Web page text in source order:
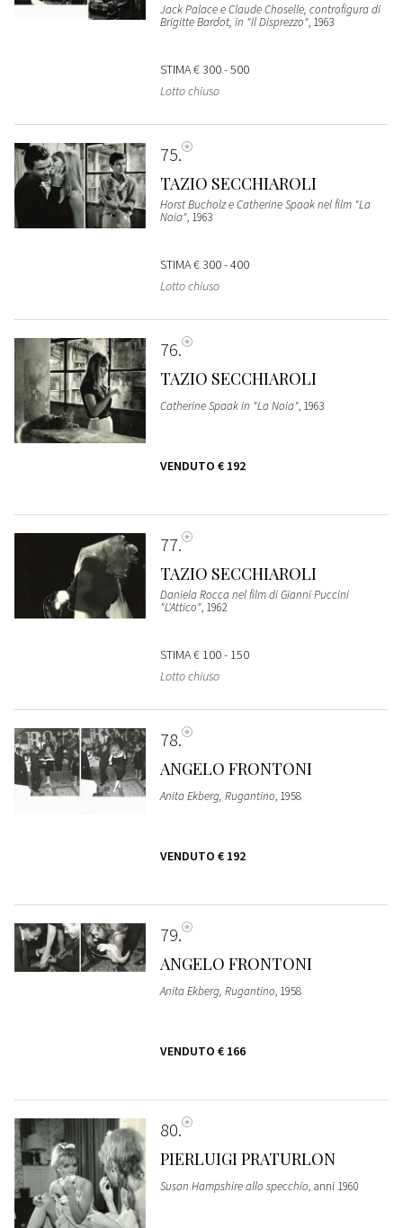
Jack Palace e Claude Choselle, controfigura di
Brigitte Bardot, in "Il Disprezzo", 1963
STIMA€ 300 - 500
Lotto chiuso
75
TAZIO SECCHIAROLI
Horst Bucholz e Catherine Spaak nel film "La
Noia", 1963
STIMA€ 300 - 400
Lotto chiuso
76
TAZIO SECCHIAROLI
Catherine Spaak in "La Noia", 1963
VENDUTO € 192
77
TAZIO SECCHIAROLI
Daniela Rocca nel film di Gianni Puccini
"L'Attico", 1962
STIMA€ 100 - 150
Lotto chiuso
78
ANGELO FRONTONI
Anita Ekberg, Rugantino, 1958
VENDUTO € 192
79
ANGELO FRONTONI
Anita Ekberg, Rugantino, 1958
VENDUTO € 166
80
PIERLUIGI PRATURLON
Susan Hampshire allo specchio, anni 1960